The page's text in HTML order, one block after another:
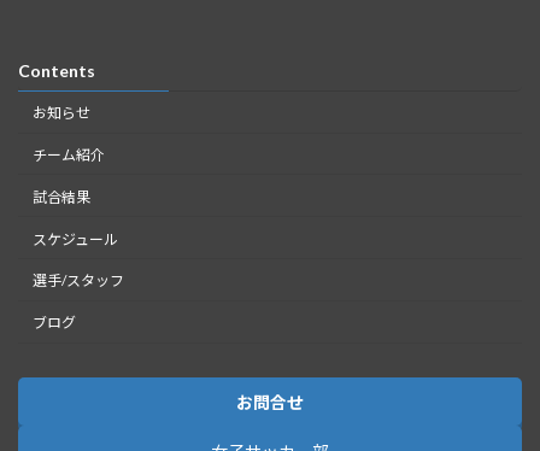
Contents
お知らせ
チーム紹介
試合結果
スケジュール
選手/スタッフ
ブログ
お問合せ